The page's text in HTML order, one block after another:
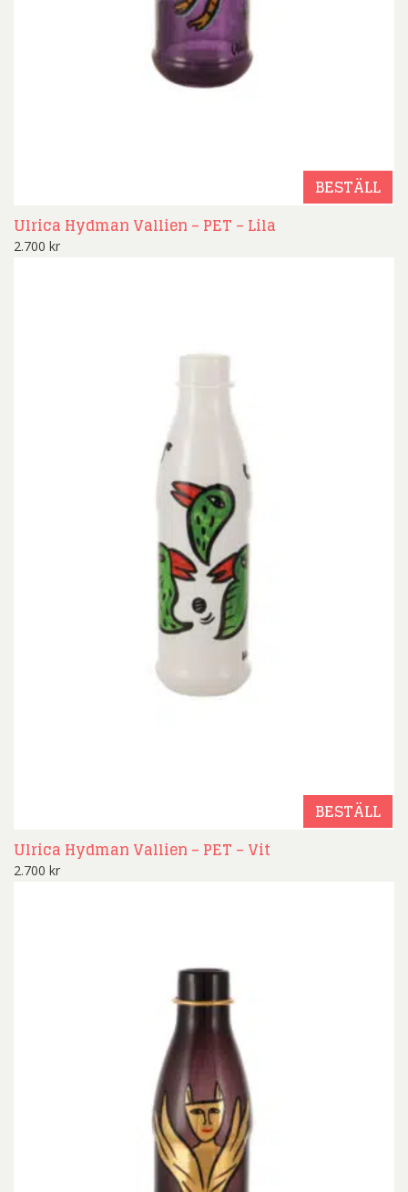
BESTÄLL
Ulrica Hydman Vallien – PET – Lila
2.700 kr
BESTÄLL
Ulrica Hydman Vallien – PET – Vit
2.700 kr